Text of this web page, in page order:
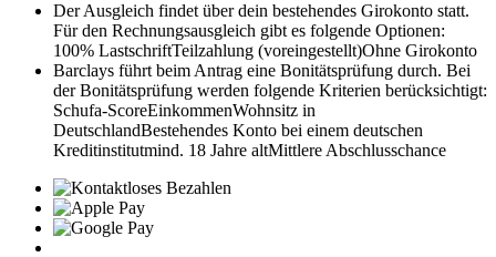
Der Ausgleich findet über dein bestehendes Girokonto statt.
Für den Rechnungsausgleich gibt es folgende Optionen:
100% LastschriftTeilzahlung (voreingestellt)Ohne Girokonto
Barclays führt beim Antrag eine Bonitätsprüfung durch. Bei
der Bonitätsprüfung werden folgende Kriterien berücksichtigt:
Schufa-ScoreEinkommenWohnsitz in
DeutschlandBestehendes Konto bei einem deutschen
Kreditinstitutmind. 18 Jahre altMittlere Abschlusschance